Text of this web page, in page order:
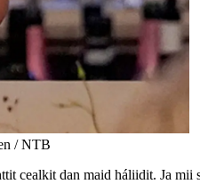
/ NTB
dan maid háliidit. Ja mii